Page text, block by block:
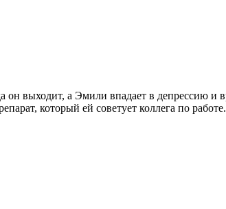
который ей советует коллега по работе.